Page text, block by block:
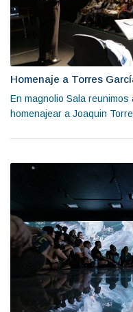
Homenaje a Torres
En magnolio Sala
homenajear a Joaquin